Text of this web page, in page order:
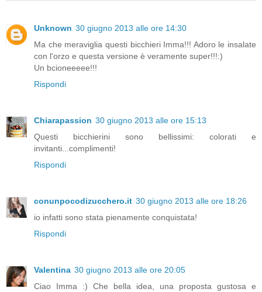
Unknown 30 giugno 2013 alle ore 14:30
Ma che meraviglia questi bicchieri Imma!!! Adoro le insalate
con l'orzo e questa versione è veramente super!!!:)
Un bcioneeeee!!!
Rispondi
Chiarapassion 30 giugno 2013 alle ore 15:13
Questi bicchierini sono bellissimi: colorati e
invitanti...complimenti!
Rispondi
conunpocodizucchero.it 30 giugno 2013 alle ore 18:26
io infatti sono stata pienamente conquistata!
Rispondi
Valentina 30 giugno 2013 alle ore 20:05
Ciao Imma :) Che bella idea, una proposta gustosa e